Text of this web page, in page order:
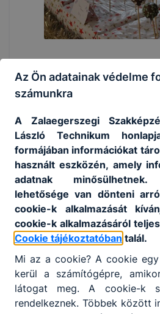
Az Ön adatainak védelme
számunkra
A Zalaegerszegi
László Technikum
formájában információkat
használt eszközén, amely
adatnak
lehetősége van dönteni
cookie-k alkalmazását
cookie-k alkalmazásáról
Cookie tájékoztatóban talál.
Mi az a cookie? A cookie
kerül a számítógépre,
látogat meg. A cookie-k
rendelkeznek. Többek között